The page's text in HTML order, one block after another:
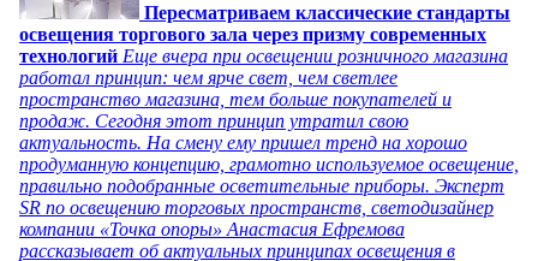
Пересматриваем классические стандарты
освещения торгового зала через призму современных
технологий Еще вчера при освещении розничного магазина
работал принцип: чем ярче свет, чем светлее
пространство магазина, тем больше покупателей и
продаж. Сегодня этот принцип утратил свою
актуальность. На смену ему пришел тренд на хорошо
продуманную концепцию, грамотно используемое освещение,
правильно подобранные осветительные приборы. Эксперт
SR по освещению торговых пространств, светодизайнер
компании «Точка опоры» Анастасия Ефремова
рассказывает об актуальных принципах освещения в